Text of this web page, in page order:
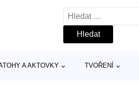
Vyhledávání
A AKTOVKY TVOŘENÍ